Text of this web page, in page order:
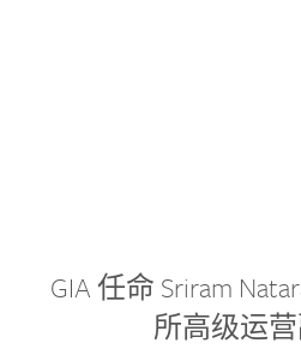
GIA 任命 Sriram
所高级运